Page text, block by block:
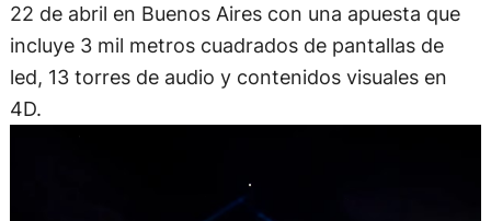
22 de abril en Buenos Aires con una apuesta que
incluye 3 mil metros cuadrados de pantallas de
led, 13 torres de audio y contenidos visuales en
4D.